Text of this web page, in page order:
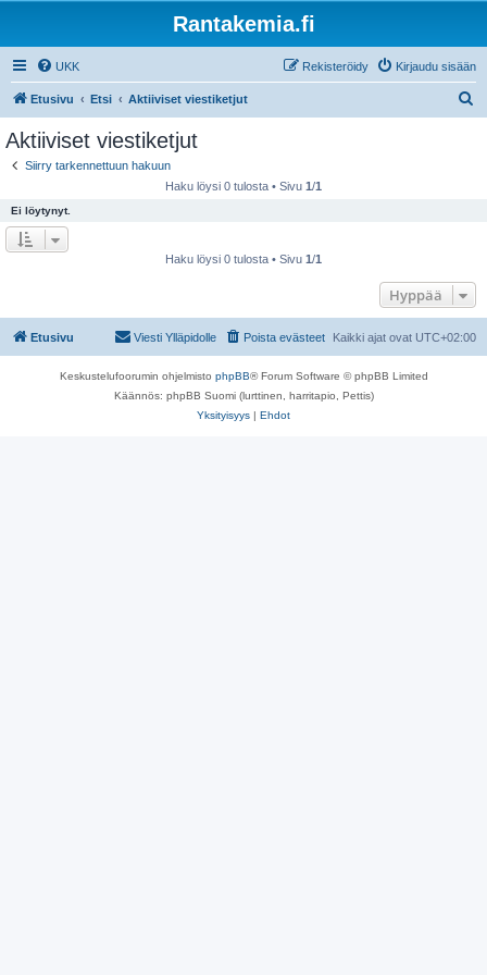
Rantakemia.fi
UKK Kirjaudu sisään
Rekisteröidy
Etusivu Etsi Aktiiviset viestiketjut
Aktiiviset viestiketjut
Siirry tarkennettuun hakuun
Haku löysi 0 tulosta • Sivu 1/1
Ei löytynyt.
Haku löysi 0 tulosta • Sivu 1/1
Hyppää
Etusivu Kaikki ajat ovat UTC+02:00
Poista evästeet
Viesti Ylläpidolle
Keskustelufoorumin ohjelmisto phpBB® Forum Software © phpBB Limited
Käännös: phpBB Suomi (lurttinen, harritapio, Pettis)
Yksityisyys | Ehdot